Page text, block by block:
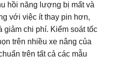
hồi năng lượng bị mất và
với việc ít thay pin hơn,
giảm chi phí. Kiểm soát tốc
trên nhiều xe nâng của
trên tất cả các mẫu